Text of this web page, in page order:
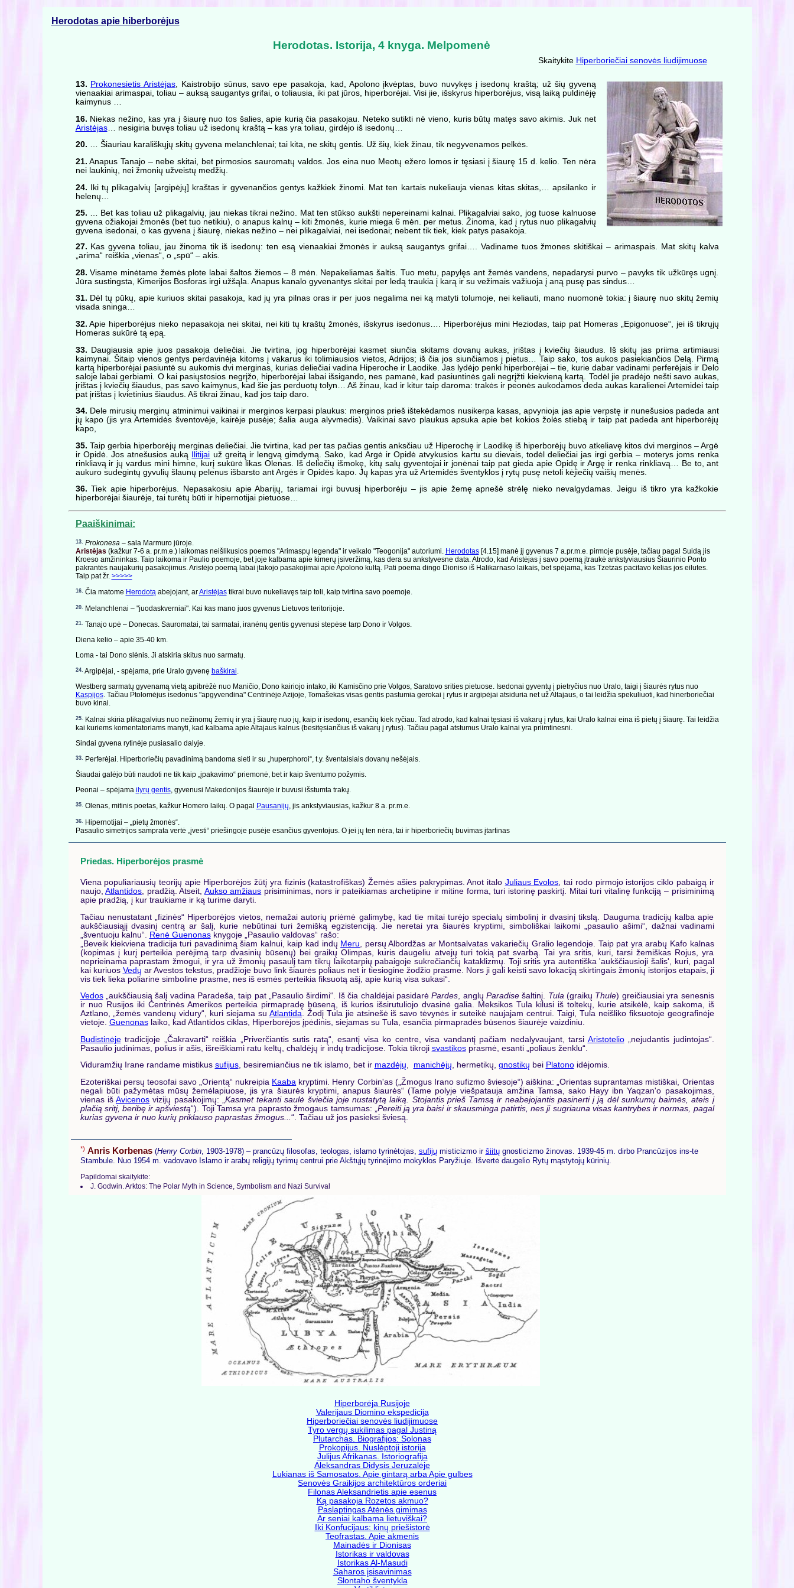
Herodotas apie hiberborėjus
Herodotas. Istorija, 4 knyga. Melpomenė
Skaitykite Hiperboriečiai senovės liudijimuose
13. Prokonesietis Aristėjas, Kaistrobijo sūnus, savo epe pasakoja, kad, Apolono įkvėptas, buvo nuvykęs į isedonų kraštą; už šių gyveną
vienaakiai arimaspai, toliau – auksą saugantys grifai, o toliausia, iki pat jūros, hiperborėjai. Visi jie, išskyrus hiperborėjus, visą laiką puldinėję
kaimynus …
16. Niekas nežino, kas yra į šiaurę nuo tos šalies, apie kurią čia pasakojau. Neteko sutikti nė vieno, kuris būtų matęs savo akimis. Juk net
Aristėjas… nesigiria buvęs toliau už isedonų kraštą – kas yra toliau, girdėjo iš isedonų…
20. … Šiauriau karališkųjų skitų gyvena melanchlenai; tai kita, ne skitų gentis. Už šių, kiek žinau, tik negyvenamos pelkės.
21. Anapus Tanajo – nebe skitai, bet pirmosios sauromatų valdos. Jos eina nuo Meotų ežero lomos ir tęsiasi į šiaurę 15 d. kelio. Ten nėra
nei laukinių, nei žmonių užveistų medžių.
24. Iki tų plikagalvių [argipėjų] kraštas ir gyvenančios gentys kažkiek žinomi. Mat ten kartais nukeliauja vienas kitas skitas,… apsilanko ir
helenų…
25. … Bet kas toliau už plikagalvių, jau niekas tikrai nežino. Mat ten stūkso aukšti nepereinami kalnai. Plikagalviai sako, jog tuose kalnuose
gyvena ožiakojai žmonės (bet tuo netikiu), o anapus kalnų – kiti žmonės, kurie miega 6 mėn. per metus. Žinoma, kad į rytus nuo plikagalvių
gyvena isedonai, o kas gyvena į šiaurę, niekas nežino – nei plikagalviai, nei isedonai; nebent tik tiek, kiek patys pasakoja.
27. Kas gyvena toliau, jau žinoma tik iš isedonų: ten esą vienaakiai žmonės ir auksą saugantys grifai…. Vadiname tuos žmones skitiškai – arimaspais. Mat skitų kalva
„arima“ reiškia „vienas“, o „spū“ – akis.
28. Visame minėtame žemės plote labai šaltos žiemos – 8 mėn. Nepakeliamas šaltis. Tuo metu, papylęs ant žemės vandens, nepadarysi purvo – pavyks tik užkūręs ugnį.
Jūra sustingsta, Kimerijos Bosforas irgi užšąla. Anapus kanalo gyvenantys skitai per ledą traukia į karą ir su vežimais važiuoja į aną pusę pas sindus…
31. Dėl tų pūkų, apie kuriuos skitai pasakoja, kad jų yra pilnas oras ir per juos negalima nei ką matyti tolumoje, nei keliauti, mano nuomonė tokia: į šiaurę nuo skitų žemių
visada sninga…
32. Apie hiperborėjus nieko nepasakoja nei skitai, nei kiti tų kraštų žmonės, išskyrus isedonus…. Hiperborėjus mini Heziodas, taip pat Homeras „Epigonuose“, jei iš tikrųjų
Homeras sukūrė tą epą.
33. Daugiausia apie juos pasakoja deliečiai. Jie tvirtina, jog hiperborėjai kasmet siunčia skitams dovanų aukas, įrištas į kviečių šiaudus. Iš skitų jas priima artimiausi
kaimynai. Šitaip vienos gentys perdavinėja kitoms į vakarus iki tolimiausios vietos, Adrijos; iš čia jos siunčiamos į pietus… Taip sako, tos aukos pasiekiančios Delą. Pirmą
kartą hiperborėjai pasiuntė su aukomis dvi merginas, kurias deliečiai vadina Hiperoche ir Laodike. Jas lydėjo penki hiperborėjai – tie, kurie dabar vadinami perferėjais ir Delo
saloje labai gerbiami. O kai pasiųstosios negrįžo, hiperborėjai labai išsigando, nes pamanė, kad pasiuntinės gali negrįžti kiekvieną kartą. Todėl jie pradėjo nešti savo aukas,
įrištas į kviečių šiaudus, pas savo kaimynus, kad šie jas perduotų tolyn… Aš žinau, kad ir kitur taip daroma: trakės ir peonės aukodamos deda aukas karalienei Artemidei taip
pat įrištas į kvietinius šiaudus. Aš tikrai žinau, kad jos taip daro.
34. Dele mirusių merginų atminimui vaikinai ir merginos kerpasi plaukus: merginos prieš ištekėdamos nusikerpa kasas, apvynioja jas apie verpstę ir nunešusios padeda ant
jų kapo (jis yra Artemidės šventovėje, kairėje pusėje; šalia auga alyvmedis). Vaikinai savo plaukus apsuka apie bet kokios žolės stiebą ir taip pat padeda ant hiperborėjų
kapo,
35. Taip gerbia hiperborėjų merginas deliečiai. Jie tvirtina, kad per tas pačias gentis anksčiau už Hiperochę ir Laodikę iš hiperborėjų buvo atkeliavę kitos dvi merginos – Argė
ir Opidė. Jos atnešusios auką
Ilitijai už greitą ir lengvą gimdymą. Sako, kad Argė ir Opidė atvykusios kartu su dievais, todėl deliečiai jas irgi gerbia – moterys joms renka
rinkliavą ir jų vardus mini himne, kurį sukūrė likas Olenas. Iš deliečių išmokę, kitų salų gyventojai ir jonėnai taip pat gieda apie Opidę ir Argę ir renka rinkliavą… Be to, ant
aukuro sudegintų gyvulių šlaunų pelenus išbarsto ant Argės ir Opidės kapo. Jų kapas yra už Artemidės šventyklos į rytų pusę netoli kėjiečių vaišių menės.
36. Tiek apie hiperborėjus. Nepasakosiu apie Abarijų, tariamai irgi buvusį hiperborėju – jis apie žemę apnešė strėlę nieko nevalgydamas. Jeigu iš tikro yra kažkokie
hiperborėjai šiaurėje, tai turėtų būti ir hipernotijai pietuose…
Paaiškinimai:
13. Prokonesa– sala Marmuro jūroje.
Aristėjas (kažkur 7-6 a. pr.m.e.) laikomas neišlikusios poemos "Arimaspų legenda" ir veikalo "Teogonija" autoriumi. Herodotas[4.15] manė jį gyvenus 7 a.pr.m.e. pirmoje pusėje, tačiau pagal Suidą jis
Kroeso amžininkas. Taip laikoma ir Paulio poemoje, bet joje kalbama apie kimerų įsiveržimą, kas dera su ankstyvesne data. Atrodo, kad Aristėjas į savo poemą įtraukė ankstyviausius Šiaurinio Ponto
pakrantės naujakurių pasakojimus. Aristėjo poemą labai įtakojo pasakojimai apie Apolono kultą. Pati poema dingo Dioniso iš Halikarnaso laikais, bet spėjama, kas Tzetzas pacitavo kelias jos eilutes.
Taip pat žr. >>>>>
16. Čia matome Herodotąabejojant, arAristėjastikrai buvo nukeliavęs taip toli, kaip tvirtina savo poemoje.
20. Melanchlenai – "juodaskverniai". Kai kas mano juos gyvenus Lietuvos teritorijoje.
21.
Tanajo upė – Donecas. Sauromatai, tai sarmatai, iranėnų gentis gyvenusi stepėse tarp Dono ir Volgos.
Diena kelio – apie 35-40 km.
Loma - tai Dono slėnis. Ji atskiria skitus nuo sarmatų.
24. Argipėjai, - spėjama, prie Uralo gyvenę baškirai.
Westberg sarmatų gyvenamą vietą apibrėžė nuo Maničio, Dono kairiojo intako, iki Kamisčino prie Volgos, Saratovo srities pietuose. Isedonai gyventų į pietryčius nuo Uralo, taigi į šiaurės rytus nuo
Kaspijos. Tačiau Ptolomėjus isedonus "apgyvendina" Centrinėje Azijoje, Tomašekas visas gentis pastumia gerokai į rytus ir argipėjai atsiduria net už Altajaus, o tai leidžia spekuliuoti, kad hinerboriečiai
buvo kinai.
25.
Kalnai skiria plikagalvius nuo nežinomų žemių ir yra į šiaurę nuo jų, kaip ir isedonų, esančių kiek ryčiau. Tad atrodo, kad kalnai tęsiasi iš vakarų į rytus, kai Uralo kalnai eina iš pietų į šiaurę. Tai leidžia
kai kuriems komentatoriams manyti, kad kalbama apie Altajaus kalnus (besitęsiančius iš vakarų į rytus). Tačiau pagal atstumus Uralo kalnai yra priimtinesni.
Sindai gyvena rytinėje pusiasalio dalyje.
33.
Perferėjai. Hiperboriečių pavadinimą bandoma sieti ir su „huperphoroi“, t.y. šventaisiais dovanų nešėjais.
Šiaudai galėjo būti naudoti ne tik kaip „įpakavimo“ priemonė, bet ir kaip šventumo požymis.
Peonai – spėjama ilyrų gentis, gyvenusi Makedonijos šiaurėje ir buvusi išstumta trakų.
35. Olenas, mitinis poetas, kažkur Homero laikų. O pagal Pausanijų, jis ankstyviausias, kažkur 8 a. pr.m.e.
36.
Hipernotijai – „pietų žmonės“.
Pasaulio simetrijos samprata vertė „įvesti“ priešingoje pusėje esančius gyventojus. O jei jų ten nėra, tai ir hiperboriečių buvimas įtartinas
Priedas. Hiperborėjos prasmė
Viena populiariausių teorijų apie Hiperborėjos žūtį yra fizinis (katastrofiškas) Žemės ašies pakrypimas. Anot italo Juliaus Evolos , tai rodo pirmojo istorijos ciklo pabaigą ir
naujo,Atlantidos , pradžią. Atseit, Aukso amžiaus prisiminimas, nors ir pateikiamas archetipine ir mitine forma, turi istorinę paskirtį. Mitai turi vitalinę funkciją – prisiminimą
apie pradžią, į kur traukiame ir ką turime daryti.
Tačiau nenustatant „fizinės“ Hiperborėjos vietos, nemažai autorių priėmė galimybę, kad tie mitai turėjo specialų simbolinį ir dvasinį tikslą. Dauguma tradicijų kalba apie
aukščiausiąjį dvasinį centrą ar šalį, kurie nebūtinai turi žemišką egzistenciją. Jie neretai yra šiaurės kryptimi, simboliškai laikomi „pasaulio ašimi“, dažnai vadinami
„šventuoju kalnu“. Renė Guenonasknygoje „Pasaulio valdovas“ rašo:
Beveik kiekviena tradicija turi pavadinimą šiam kalnui, kaip kad indų Meru , persų Albordžas ar Montsalvatas vakariečių Gralio legendoje. Taip pat yra arabų Kafo kalnas
(kopimas į kurį perteikia perėjimą tarp dvasinių būsenų) bei graikų Olimpas, kuris daugeliu atvejų turi tokią pat svarbą. Tai yra sritis, kuri, tarsi žemiškas Rojus, yra
neprieinama paprastam žmogui, ir yra už žmonių pasaulį tam tikrų laikotarpių pabaigoje sukrečiančių kataklizmų. Toji sritis yra autentiška 'aukščiausioji šalis', kuri, pagal
kai kuriuos Vedų ar Avestos tekstus, pradžioje buvo link šiaurės poliaus net ir tiesiogine žodžio prasme. Nors ji gali keisti savo lokaciją skirtingais žmonių istorijos etapais, ji
vis tiek lieka poliarine simboline prasme, nes iš esmės perteikia fiksuotą ašį, apie kurią visa sukasi“.
Vedos„aukščiausią šalį vadina Paradeša, taip pat „Pasaulio širdimi“. Iš čia chaldėjai pasidarėPardes, anglų Paradisešaltinį. Tula(graikų Thule) greičiausiai yra senesnis
ir nuo Rusijos iki Centrinės Amerikos perteikia pirmapradę būseną, iš kurios išsirutuliojo dvasinė galia. Meksikos Tula kilusi iš toltekų, kurie atsikėlė, kaip sakoma, iš
Aztlano, „žemės vandenų vidury“, kuri siejama su Atlantida. Žodį Tula jie atsinešė iš savo tėvynės ir suteikė naujajam centrui. Taigi, Tula neišliko fiksuotoje geografinėje
vietoje. Guenonaslaiko, kad Atlantidos ciklas, Hiperborėjos įpėdinis, siejamas su Tula, esančia pirmapradės būsenos šiaurėje vaizdiniu.
Budistinėjetradicijoje „Čakravarti“ reiškia „Priverčiantis sutis ratą“, esantį visa ko centre, visa vandantį pačiam nedalyvaujant, tarsi Aristotelio„nejudantis judintojas“.
Pasaulio judinimas, polius ir ašis, išreiškiami ratu keltų, chaldėjų ir indų tradicijose. Tokia tikroji svastikosprasmė, esanti „poliaus ženklu“.
Viduramžių Irane randame mistikus sufijus, besiremiančius ne tik islamo, bet ir mazdėjų, manichėjų, hermetikų, gnostikų bei Platonoidėjomis.
Ezoteriškai persų teosofai savo „Orientą“ nukreipia Kaaba kryptimi. Henry Corbin'as („Žmogus Irano sufizmo šviesoje“) aiškina: „Orientas suprantamas mistiškai, Orientas
negali būti pažymėtas mūsų žemėlapiuose, jis yra šiaurės kryptimi, anapus šiaurės“ (Tame polyje viešpatauja amžina Tamsa, sako Hayy ibn Yaqzan'o pasakojimas,
vienas iš Avicenos vizijų pasakojimų: „ Kasmet tekanti saulė šviečia joje nustatytą laiką. Stojantis prieš Tamsą ir neabejojantis pasinerti į ją dėl sunkumų baimės, ateis į
plačią sritį, beribę ir apšviestą“). Toji Tamsa yra paprasto žmogaus tamsumas: „ Pereiti ją yra baisi ir skausminga patirtis, nes ji sugriauna visas kantrybes ir normas, pagal
kurias gyvena ir nuo kurių priklauso paprastas žmogus... “. Tačiau už jos pasieksi šviesą.
*) Anris Korbenas(Henry Corbin, 1903-1978) – prancūzų filosofas, teologas, islamo tyrinėtojas, sufijųmisticizmo ir šiitųgnosticizmo žinovas. 1939-45 m. dirbo Prancūzijos ins-te
Stambule. Nuo 1954 m. vadovavo Islamo ir arabų religijų tyrimų centrui prie Akštųjų tyrinėjimo mokyklos Paryžiuje. Išvertė daugelio Rytų mąstytojų kūrinių.
Papildomai skaitykite:
J. Godwin. Arktos: The Polar Myth in Science, Symbolism and Nazi Survival
Hiperborėja Rusijoje
Valerijaus Diomino ekspedicija
Hiperboriečiai senovės liudijimuose
Tyro vergų sukilimas pagal Justiną
Plutarchas. Biografijos: Solonas
Prokopijus. Nuslėptoji istorija
Julijus Afrikanas. Istoriografija
Aleksandras Didysis Jeruzalėje
Lukianas iš Samosatos. Apie gintarą arba Apie gulbes
Senovės Graikijos architektūros orderiai
Filonas Aleksandrietis apie esenus
Ką pasakoja Rozetos akmuo?
Paslaptingas Atėnės gimimas
Ar seniai kalbama lietuviškai?
Iki Konfucijaus: kinų priešistorė
Teofrastas. Apie akmenis
Mainadės ir Dionisas
Istorikas ir valdovas
Istorikas Al-Masudi
Saharos įsisavinimas
Slontaho šventykla